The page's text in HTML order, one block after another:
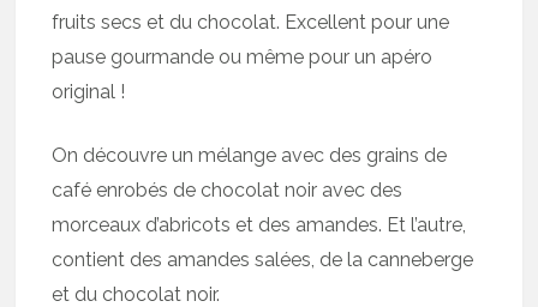
fruits secs et du chocolat. Excellent pour une
pause gourmande ou même pour un apéro
original !
On découvre un mélange avec des grains de
café enrobés de chocolat noir avec des
morceaux d’abricots et des amandes. Et l’autre,
contient des amandes salées, de la canneberge
et du chocolat noir.